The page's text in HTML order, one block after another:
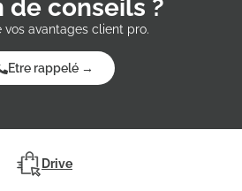
de conseils ?
vos avantages client pro.
Etre rappelé →
Drive